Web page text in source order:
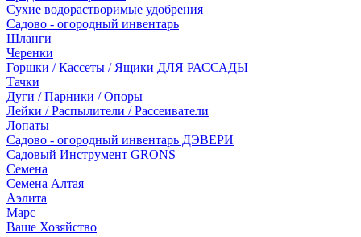
Сухие водорастворимые удобрения
Садово - огородный инвентарь
Шланги
Черенки
Горшки / Кассеты / Ящики ДЛЯ РАССАДЫ
Тачки
Дуги / Парники / Опоры
Лейки / Распылители / Рассеиватели
Лопаты
Садово - огородный инвентарь ДЭВЕРИ
Садовый Инструмент GRONS
Семена
Семена Алтая
Аэлита
Марс
Ваше Хозяйство